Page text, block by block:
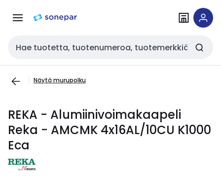
navigointiinsisältöön
Haku
Näytä murupolku
REKA - Alumiinivoimakaapeli
Reka - AMCMK 4x16AL/10CU K1000
Eca